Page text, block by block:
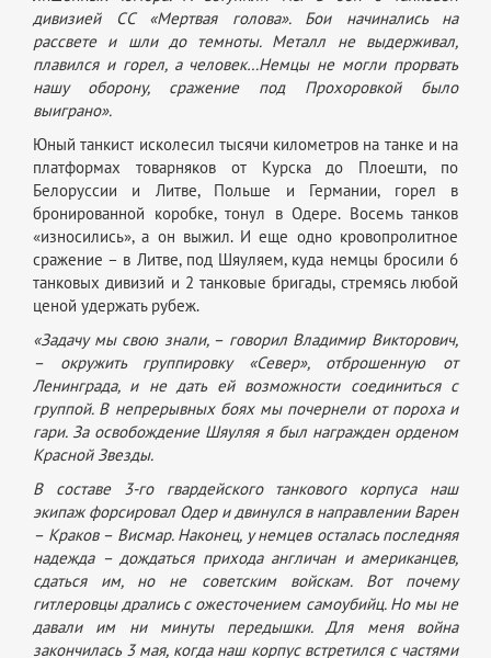
дивизией СС «Мертвая голова». Бои начинались на
рассвете и шли до темноты. Металл не выдерживал,
плавился и горел, а человек…Немцы не могли прорвать
нашу оборону, сражение под Прохоровкой было
выиграно».
Юный танкист исколесил тысячи километров на танке и на
платформах товарняков от Курска до Плоешти, по
Белоруссии и Литве, Польше и Германии, горел в
бронированной коробке, тонул в Одере. Восемь танков
«износились», а он выжил. И еще одно кровопролитное
сражение – в Литве, под Шяуляем, куда немцы бросили 6
танковых дивизий и 2 танковые бригады, стремясь любой
ценой удержать рубеж.
«Задачу мы свою знали, – говорил Владимир Викторович,
– окружить группировку «Север», отброшенную от
Ленинграда, и не дать ей возможности соединиться с
группой. В непрерывных боях мы почернели от пороха и
гари. За освобождение Шяуляя я был награжден орденом
Красной Звезды.
В составе 3-го гвардейского танкового корпуса наш
экипаж форсировал Одер и двинулся в направлении Варен
– Краков – Висмар. Наконец, у немцев осталась последняя
надежда – дождаться прихода англичан и американцев,
сдаться им, но не советским войскам. Вот почему
гитлеровцы дрались с ожесточением самоубийц. Но мы не
давали им ни минуты передышки. Для меня война
закончилась 3 мая, когда наш корпус встретился с частями